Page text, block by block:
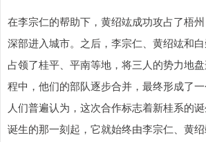
在李宗仁的帮助下，黄绍竑成功攻占了梧
深部进入城市。之后，李宗仁、黄绍竑和
占领了桂平、平南等地，将三人的势力地
程中，他们的部队逐步合并，最终形成了
人们普遍认为，这次合作标志着新桂系的
诞生的那一刻起，它就始终由李宗仁、黄